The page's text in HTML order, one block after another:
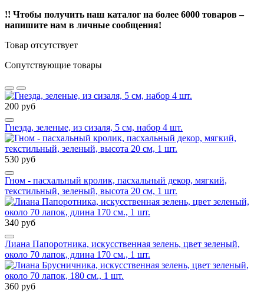
!! Чтобы получить наш каталог на более 6000 товаров –
напишите нам в личные сообщения!
Товар отсутствует
Сопутствующие товары
200 руб
Гнезда, зеленые, из сизаля, 5 см, набор 4 шт.
530 руб
Гном - пасхальный кролик, пасхальный декор, мягкий,
текстильный, зеленый, высота 20 см, 1 шт.
340 руб
Лиана Папоротника, искусственная зелень, цвет зеленый,
около 70 лапок, длина 170 см., 1 шт.
360 руб